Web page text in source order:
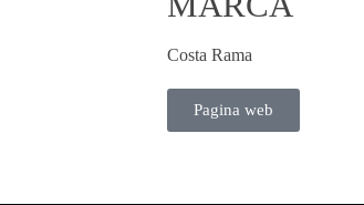
Costa Rama
Pagina web